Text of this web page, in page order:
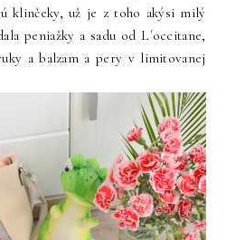
klinčeky, už je z toho akýsi milý
peniažky a sadu od L´occitane,
a balzam a pery v limitovanej